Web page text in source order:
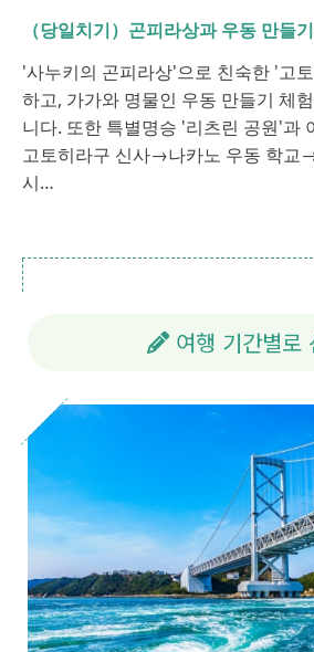
（당일치기）곤피라상과 우동 만들
'사누키의 곤피라상'으로 친숙한 '고
하고, 가가와 명물인 우동 만들기 체
니다. 또한 특별명승 '리츠린 공원'과
고토히라구 신사→나카노 우동 학
시…
여행 기간별로